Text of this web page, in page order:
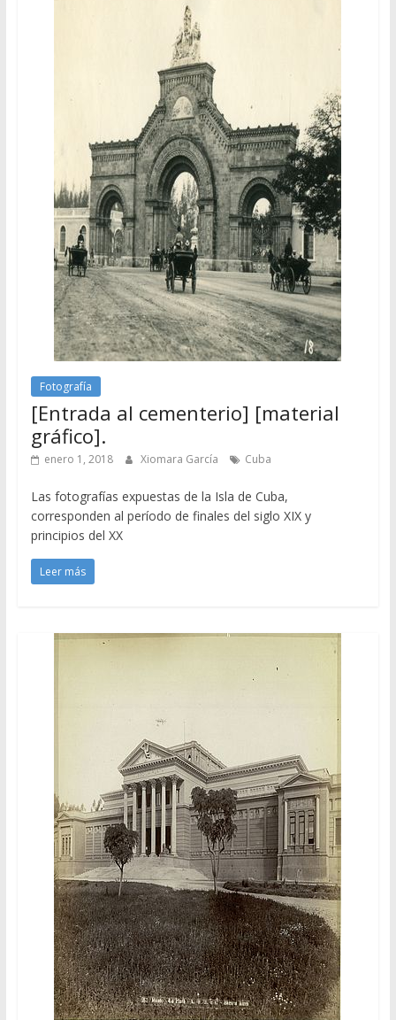
Fotografía
[Entrada al cementerio] [material
gráfico].
enero 1, 2018 Xiomara García Cuba
Las fotografías expuestas de la Isla de Cuba,
corresponden al período de finales del siglo XIX y
principios del XX
Leer más